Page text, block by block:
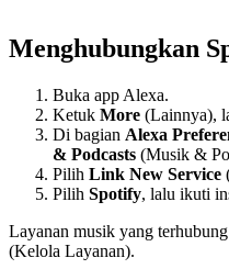
Menghubungkan
Buka app Alexa.
Ketuk More (Lainnya),
Di bagian Alexa
& Podcasts (Musik &
Pilih Link New Service
Pilih Spotify, lalu ikuti
Layanan musik yang
(Kelola Layanan).